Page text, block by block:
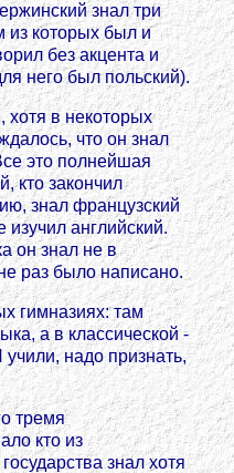
знал три
из которых был и
без акцента и
него был польский).
хотя в некоторых
что он знал
это полнейшая
кто закончил
знал французский
изучил английский.
он знал не в
раз было написано.
гимназиях: там
а в классической -
надо признать,
тремя
кто из
знал хотя